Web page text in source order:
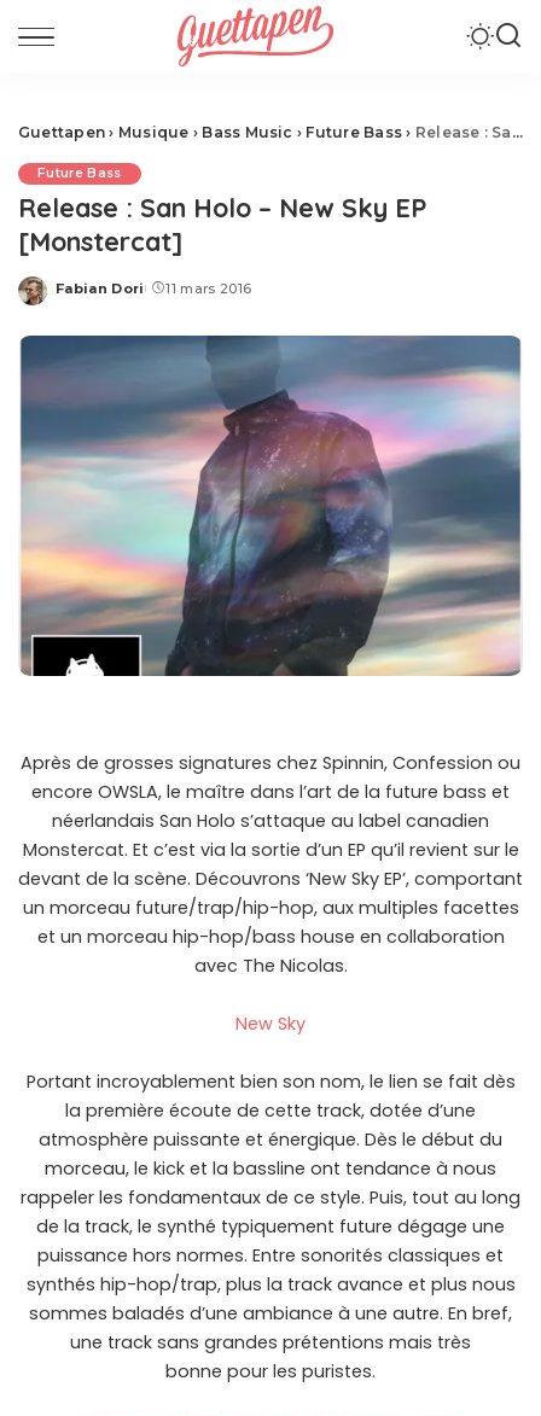
Guettapen › Musique › Bass Music › Future Bass › Release : San Holo – New Sky EP [Monstercat]
Future Bass
Release : San Holo – New Sky EP
[Monstercat]
Posted
Fabian Dori 11 mars 2016
Après de grosses signatures chez Spinnin, Confession ou
encore OWSLA, le maître dans l’art de la future bass et
néerlandais San Holo s’attaque au label canadien
Monstercat. Et c’est via la sortie d’un EP qu’il revient sur le
devant de la scène. Découvrons ‘New Sky EP’, comportant
un morceau future/trap/hip-hop, aux multiples facettes
et un morceau hip-hop/bass house en collaboration
avec The Nicolas.
New Sky
Portant incroyablement bien son nom, le lien se fait dès
la première écoute de cette track, dotée d’une
atmosphère puissante et énergique. Dès le début du
morceau, le kick et la bassline ont tendance à nous
rappeler les fondamentaux de ce style. Puis, tout au long
de la track, le synthé typiquement future dégage une
puissance hors normes. Entre sonorités classiques et
synthés hip-hop/trap, plus la track avance et plus nous
sommes baladés d’une ambiance à une autre. En bref,
une track sans grandes prétentions mais très
bonne pour les puristes.